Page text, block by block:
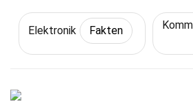
Elektronik Fakten